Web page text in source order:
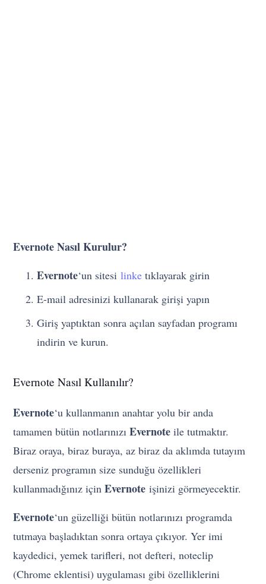
Evernote Nasıl Kurulur?
Evernote‘un sitesilinke tıklayarak girin
E-mail adresinizi kullanarak girişi yapın
Giriş yaptıktan sonra açılan sayfadan programı
indirin ve kurun.
Evernote Nasıl Kullanılır?
Evernote‘u kullanmanın anahtar yolu bir anda
tamamen bütün notlarınızıEvernote ile tutmaktır.
Biraz oraya, biraz buraya, az biraz da aklımda tutayım
derseniz programın size sunduğu özellikleri
kullanmadığınız içinEvernote işinizi görmeyecektir.
Evernote‘un güzelliği bütün notlarınızı programda
tutmaya başladıktan sonra ortaya çıkıyor. Yer imi
kaydedici, yemek tarifleri, not defteri, noteclip
(Chrome eklentisi) uygulaması gibi özelliklerini